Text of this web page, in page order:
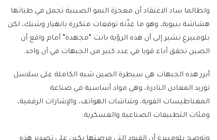
ولطالما ساد الاعتقاد أن معجزة النمو الصينية تحمل في طياتها
هشاشة بنيوية، وهو ما غذّته توقعات متكررة بانهيار وشيك، لكن
بلومبيرغ تشير إلى أن هذه الرؤية باتت “مجهدة” أمام واقع أن
الصين تحقق أداء قويا في عدد كبير من الجبهات في آن واحد.
أبرز هذه الجبهات هي سيطرة الصين شبه الكاملة على سلاسل
توريد المعادن النادرة، وهي مواد أساسية في صناعة
المغناطيسات القوية، وشاشات الهواتف، والإشارات الرقمية،
ومئات التطبيقات الصناعية والعسكرية.